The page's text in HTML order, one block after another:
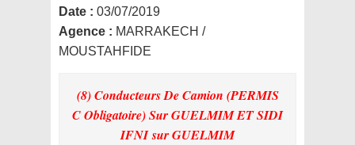
Date : 03/07/2019
Agence : MARRAKECH /
MOUSTAHFIDE
(8) Conducteurs De Camion (PERMIS
C Obligatoire) Sur GUELMIM ET SIDI
IFNIsur GUELMIM